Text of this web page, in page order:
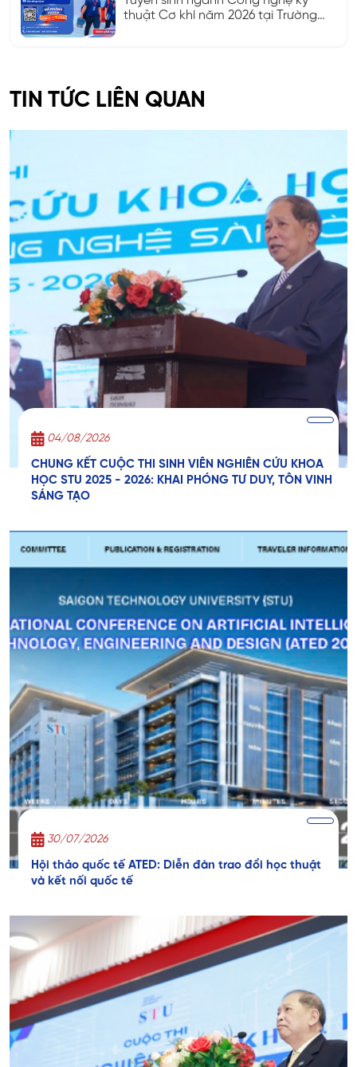
thuật Cơ khí năm 2026 tại Trường
TIN TỨC LIÊN QUAN
04/08/2026
CHUNG KẾT CUỘC THI SINH VIÊN NGHIÊN CỨU KHOA
HỌC STU 2025 - 2026: KHAI PHÓNG TƯ DUY, TÔN VINH
SÁNG TẠO
30/07/2026
Hội thảo quốc tế ATED: Diễn đàn trao đổi học thuật
và kết nối quốc tế